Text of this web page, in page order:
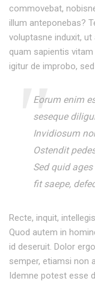
commovebat,
illum anteponebas?
voluptasne induxit, ut
quam sapientis
igitur de improbo,
Eorum enim
seseque
Invidiosum
Ostendit
Sed quid
fit saepe,
Recte, inquit,
Quod autem in
id deseruit. Dolor
semper, etiamsi non
Idemne potest esse